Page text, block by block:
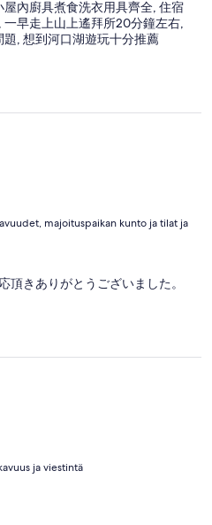
內廚具煮食洗衣用具齊全, 住宿
早走上山上遙拜所20分鐘左右,
, 想到河口湖遊玩十分推薦
majoituspaikan kunto ja tilat ja
頂きありがとうございました。
ja viestintä